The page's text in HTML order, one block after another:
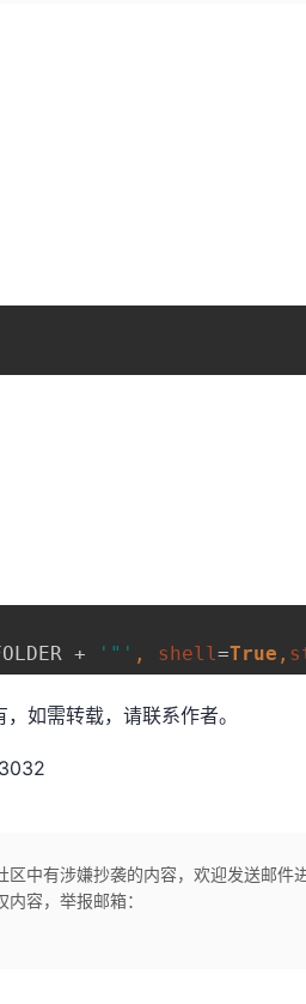
+ '"' , shell=True ,
如需转载，请联系作者。
区中有涉嫌抄袭的内容，欢迎发送邮件
容，举报邮箱：